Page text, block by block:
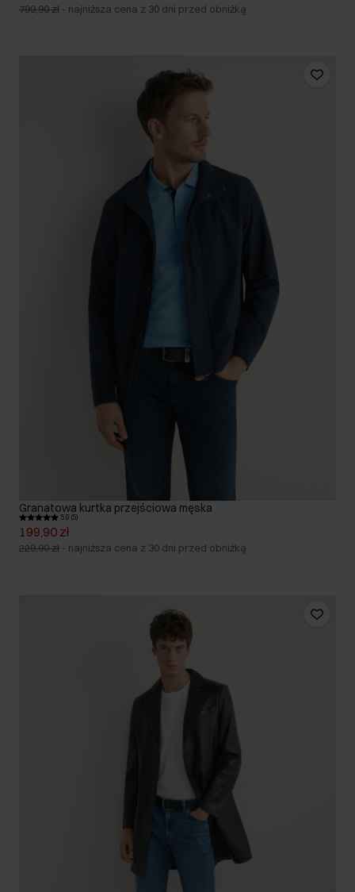
799,90 zł - najniższa cena z 30 dni przed obniżką
Granatowa kurtka przejściowa męska
5.0 (5)
199,90 zł
229,90 zł - najniższa cena z 30 dni przed obniżką